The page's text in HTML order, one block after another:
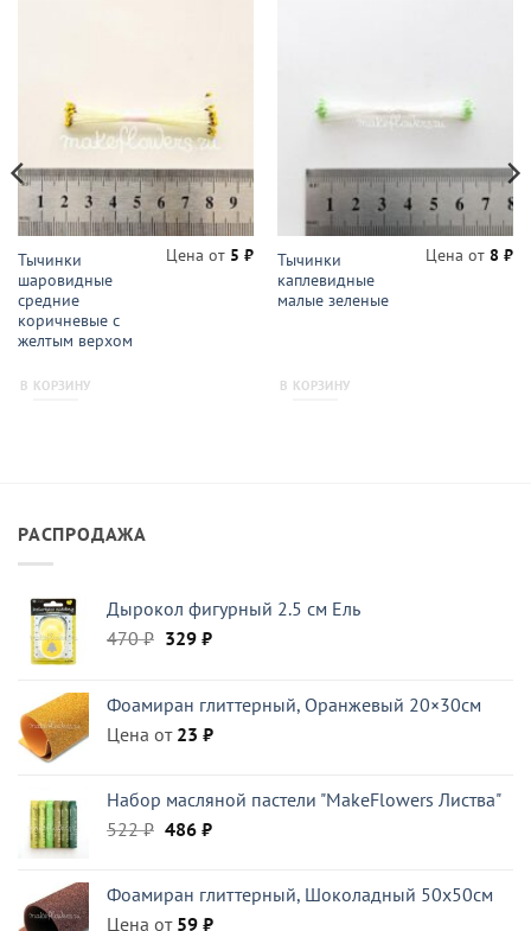
Тычинки
шаровидные
средние
коричневые с
желтым верхом
Цена от 5₽
В КОРЗИНУ
Тычинки
каплевидные
малые зеленые
Цена от 8₽
В КОРЗИНУ
РАСПРОДАЖА
Дырокол фигурный 2.5 см Ель
470₽ Первоначальная
470 ₽.
329 ₽Текущая
Фоамиран глиттерный, Оранжевый 20×30см
Цена от 23 ₽
Набор масляной пастели "MakeFlowers Листва"
522₽ Первоначальная
522 ₽.
486 ₽Текущая
Фоамиран глиттерный, Шоколадный 50x50см
Цена от 59 ₽